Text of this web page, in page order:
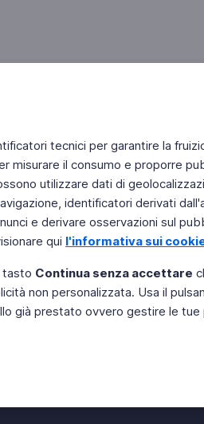
tecnici per garantire la
misurare il consumo e proporre
utilizzare dati di
identificatori derivati
e derivare osservazioni sul
qui l'informativa sui
tasto Continua senza accettare
non personalizzata. Usa il
già prestato ovvero gestire le tue